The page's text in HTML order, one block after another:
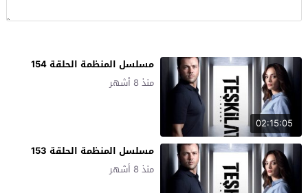
02:15:05
مسلسل المنظمة الحلقة 154
منذ 8 أشهر
مسلسل المنظمة الحلقة 153
منذ 8 أشهر